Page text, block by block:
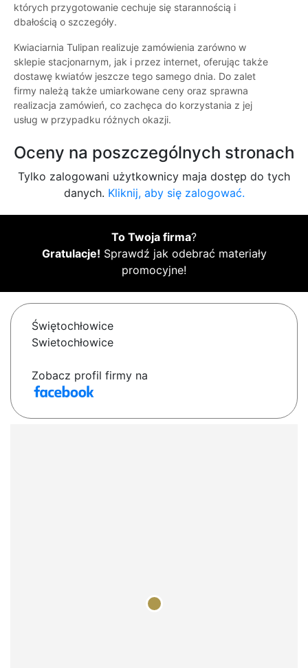
których przygotowanie cechuje się starannością i
dbałością o szczegóły.
Kwiaciarnia Tulipan realizuje zamówienia zarówno w
sklepie stacjonarnym, jak i przez internet, oferując także
dostawę kwiatów jeszcze tego samego dnia. Do zalet
firmy należą także umiarkowane ceny oraz sprawna
realizacja zamówień, co zachęca do korzystania z jej
usług w przypadku różnych okazji.
Oceny na poszczególnych stronach
Tylko zalogowani użytkownicy maja dostęp do tych
danych. Kliknij, aby się zalogować.
To Twoja firma?
Gratulacje! Sprawdź jak odebrać materiały
promocyjne!
Świętochłowice
Swietochłowice
Zobacz profil firmy na